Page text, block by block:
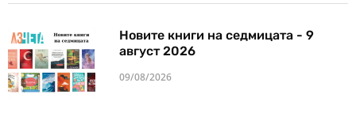
Новите книги на седмицата - 9
август 2026
09/08/2026